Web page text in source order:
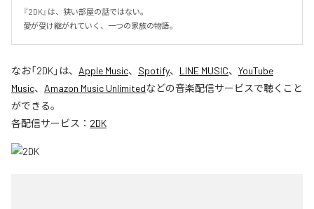
『2DK』は、狭い部屋の話ではない。
愛が受け継がれていく、一つの家族の物語。
なお「2DK」は、 Apple Music、 Spotify、 LINE MUSIC、 YouTube
Music、 Amazon Music Unlimitedなどの音楽配信サービスで聴くこと
ができる。
各配信サービス： 2DK